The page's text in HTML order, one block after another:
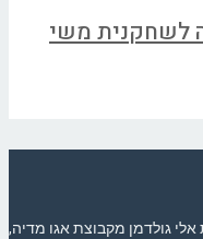
לשחקנית משי
גולדמן מקבוצת אגו מדיה,